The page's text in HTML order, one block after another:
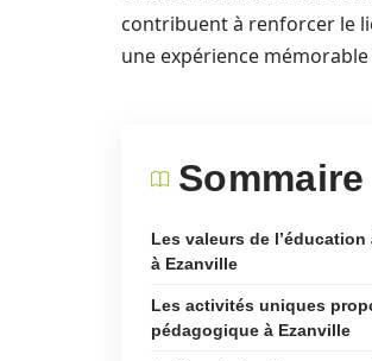
contribuent à renforcer le
une expérience
Sommaire
Les valeurs de
à Ezanville
Les activités uniques
pédagogique à Ezanville